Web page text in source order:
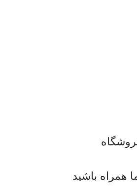
همراه باشید